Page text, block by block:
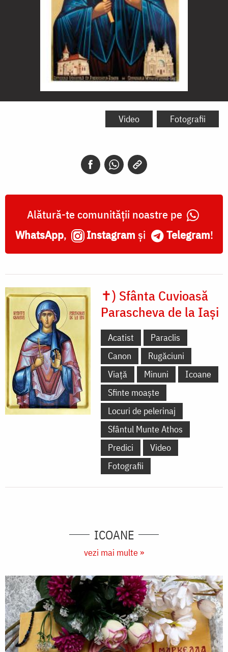
Sfânta
Video Fotografii
Alătură-te comunității noastre pe
WhatsApp, Instagram și Telegram!
✝) Sfânta Cuvioasă
Parascheva de la Iași
Acatist
Paraclis
Canon
Rugăciuni
Viață
Minuni
Icoane
Sfinte moaște
Locuri de pelerinaj
Sfântul Munte Athos
Predici
Video
Fotografii
ICOANE
vezi mai multe »